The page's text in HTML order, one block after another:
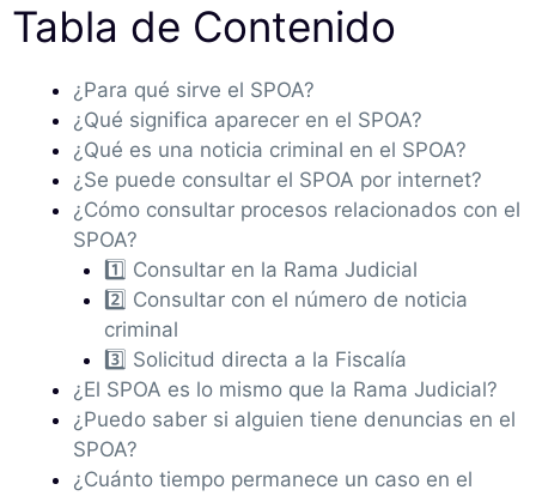
Tabla de Contenido
¿Para qué sirve el SPOA?
¿Qué significa aparecer en el SPOA?
¿Qué es una noticia criminal en el SPOA?
¿Se puede consultar el SPOA por internet?
¿Cómo consultar procesos relacionados con el
SPOA?
1️⃣ Consultar en la Rama Judicial
2️⃣ Consultar con el número de noticia
criminal
3️⃣ Solicitud directa a la Fiscalía
¿El SPOA es lo mismo que la Rama Judicial?
¿Puedo saber si alguien tiene denuncias en el
SPOA?
¿Cuánto tiempo permanece un caso en el